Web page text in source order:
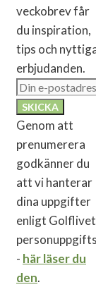
veckobrev får
du inspiration,
tips och
erbjudanden.
Genom att
prenumerera
godkänner du
att vi hanterar
dina uppgifter
enligt
- här läser du
den.